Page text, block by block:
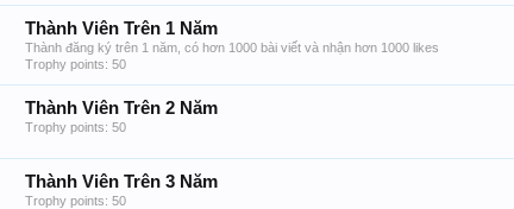
Thành Viên Trên 1 Năm
Thành đăng ký trên 1 năm, có hơn 1000 bài viết và nhận hơn 1000 likes
Trophy points: 50
Thành Viên Trên 2 Năm
Trophy points: 50
Thành Viên Trên 3 Năm
Trophy points: 50